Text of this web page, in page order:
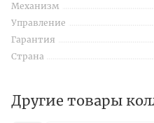
Механизм
Управление
Гарантия
Страна
Другие товары